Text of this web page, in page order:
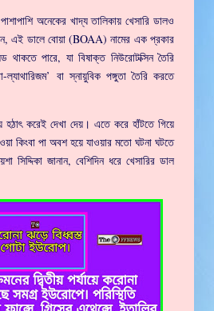
অনেকের খাদ্য তালিকায় খেসারি ডালও
এই ডালে বোয়া (BOAA) নামের এক প্রকার
থাকতে পারে, যা বিষাক্ত নিউরোটক্সিন তৈরি
বা স্নায়ুবিক পঙ্গুতা তৈরি করতে
করেই দেখা দেয়। এতে করে হাঁটতে গিয়ে
কিংবা পা অবশ হয়ে যাওয়ার মতো ঘটনা ঘটতে
সিদ্দিকা জানান, বেশিদিন ধরে খেসারির ডাল